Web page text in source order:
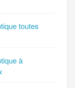
toutes
à